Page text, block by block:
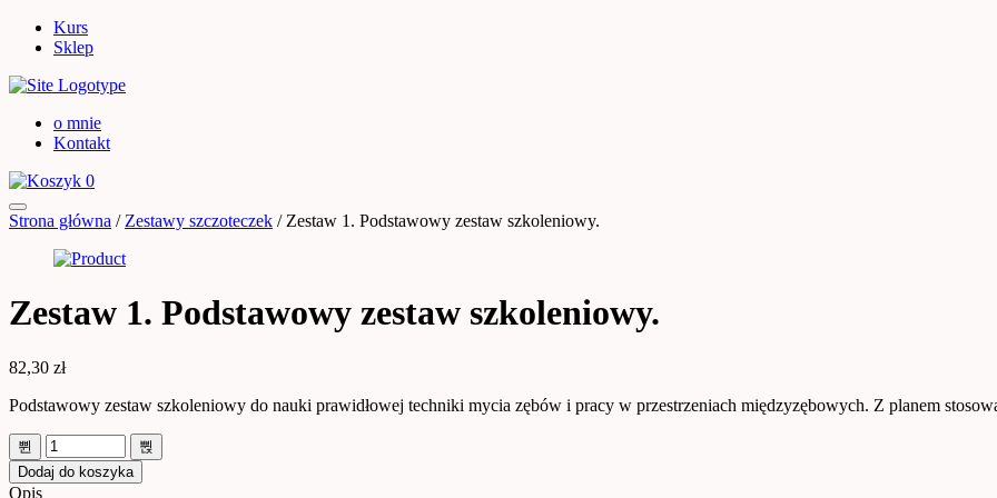
Kurs
Sklep
o mnie
Kontakt
0
Strona główna / Zestawy szczoteczek / Zestaw 1. Podstawowy zestaw szkoleniowy.
Zestaw 1. Podstawowy zestaw szkoleniowy.
82,30 zł
Podstawowy zestaw szkoleniowy do nauki prawidłowej techniki mycia zębów i pracy w przestrzeniach międzyzębowych. Z planem
Dodaj do koszyka
Opis